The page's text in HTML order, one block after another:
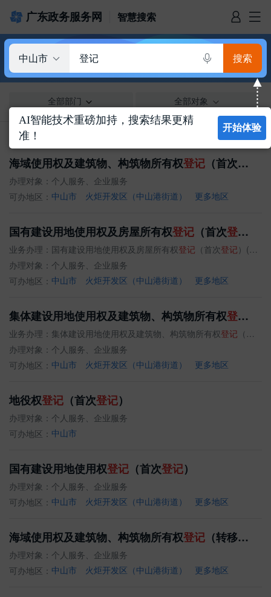
留言信箱
建言献策
信访相关法规
便民服务
百姓论坛
政府热线
网上调查
在线访谈
法律服务
领导信箱
未加载图片
政务微博
网络问政
意见征集
部门信箱
信访常见问题
信件回复
网上举报
公众监督
我要留言
广东政务服务网 智慧搜索
中山市 登记
全部部门 全部对象
搜索到相关事项 69 条 仅显示本级
海域使用权及建筑物、构筑物所有权登记 （首次登记
办理对象： 个人服务、企业服务
可办地区： 中山市 火炬开发区（中山港街道） 更多地区
国有建设用地使用权及房屋所有权登记 （首次登记
业务办理： 国有建设用地使用权及房屋所有权登记 （首次登记 ）(（商品房确权）)
办理对象： 个人服务、企业服务
可办地区： 中山市 火炬开发区（中山港街道） 更多地区
集体建设用地使用权及建筑物、构筑物所有权登记
业务办理： 集体建设用地使用权及建筑物、构筑物所有权登记 （首次
办理对象： 个人服务、企业服务
可办地区： 中山市 火炬开发区（中山港街道） 更多地区
地役权登记 （首次登记）
办理对象： 个人服务、企业服务
可办地区： 中山市
国有建设用地使用权登记 （首次登记）
办理对象： 个人服务、企业服务
可办地区： 中山市 火炬开发区（中山港街道） 更多地区
海域使用权及建筑物、构筑物所有权登记 （转移登记
办理对象： 个人服务、企业服务
可办地区： 中山市 火炬开发区（中山港街道） 更多地区
AI智能技术重磅加持，搜索结果更精
准！
开始体验